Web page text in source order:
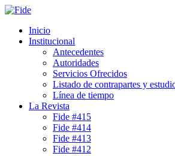
Inicio
Institucional
Antecedentes
Autoridades
Servicios Ofrecidos
Listado de contrapartes y
Línea de tiempo
La Revista
Fide #415
Fide #414
Fide #413
Fide #412